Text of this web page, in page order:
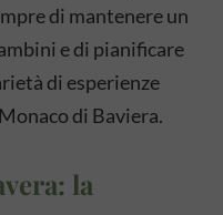
di mantenere un
e di pianificare
di esperienze
di Baviera.
la